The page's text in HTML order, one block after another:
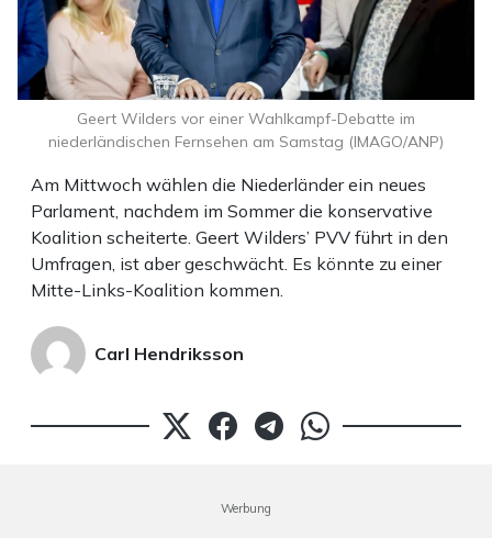
Am Mittwoch wählen die Niederländer ein neues
Parlament, nachdem im Sommer die konservative
Koalition scheiterte. Geert Wilders’ PVV führt in den
Umfragen, ist aber geschwächt. Es könnte zu einer
Mitte-Links-Koalition kommen.
Carl Hendriksson
Geert Wilders vor einer Wahlkampf-Debatte im
niederländischen Fernsehen am Samstag (IMAGO/ANP)
Werbung